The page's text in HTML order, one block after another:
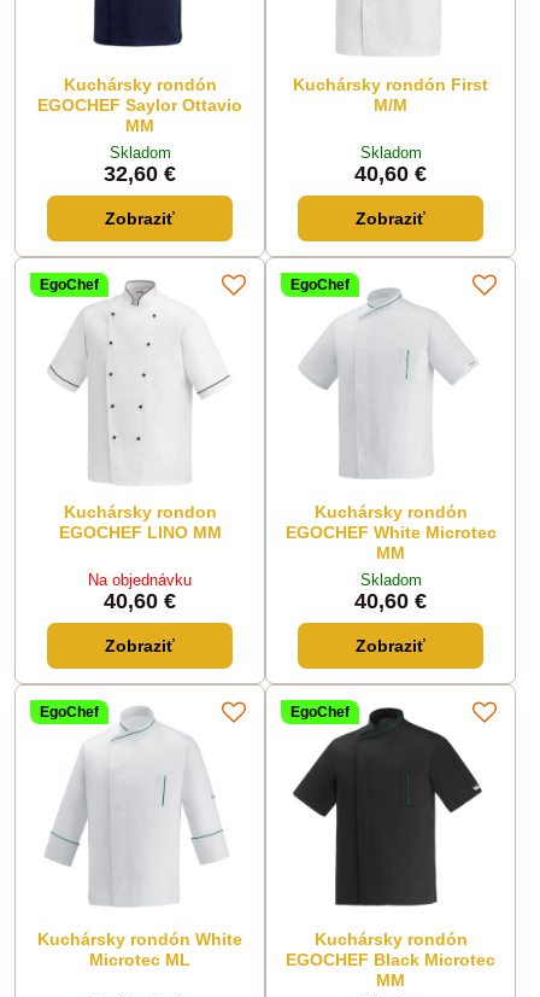
Kuchársky rondón
EGOCHEF Saylor Ottavio
MM
Skladom
32,60 €
Zobraziť
Kuchársky rondón First
M/M
Skladom
40,60 €
Zobraziť
EgoChef
Kuchársky rondon
EGOCHEF LINO MM
Na objednávku
40,60 €
Zobraziť
EgoChef
Kuchársky rondón
EGOCHEF White Microtec
MM
Skladom
40,60 €
Zobraziť
EgoChef
Kuchársky rondón White
Microtec ML
EgoChef
Kuchársky rondón
EGOCHEF Black Microtec
MM